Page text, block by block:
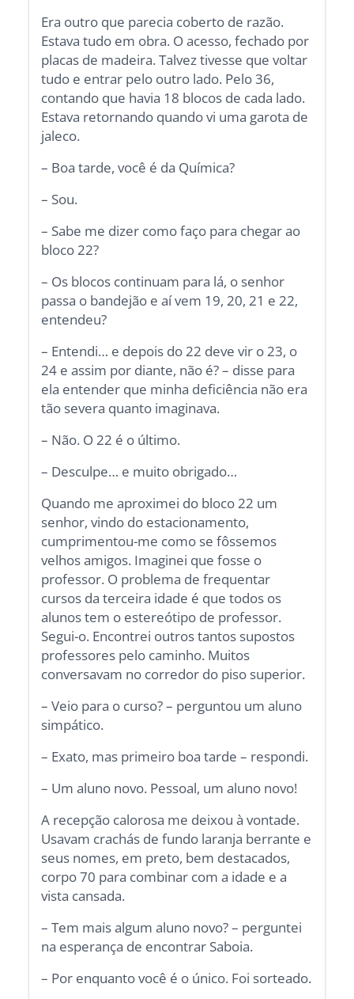
Era outro que parecia coberto de razão.
Estava tudo em obra. O acesso, fechado por
placas de madeira. Talvez tivesse que voltar
tudo e entrar pelo outro lado. Pelo 36,
contando que havia 18 blocos de cada lado.
Estava retornando quando vi uma garota de
jaleco.
– Boa tarde, você é da Química?
– Sou.
– Sabe me dizer como faço para chegar ao
bloco 22?
– Os blocos continuam para lá, o senhor
passa o bandejão e aí vem 19, 20, 21 e 22,
entendeu?
– Entendi… e depois do 22 deve vir o 23, o
24 e assim por diante, não é? – disse para
ela entender que minha deficiência não era
tão severa quanto imaginava.
– Não. O 22 é o último.
– Desculpe… e muito obrigado…
Quando me aproximei do bloco 22 um
senhor, vindo do estacionamento,
cumprimentou-me como se fôssemos
velhos amigos. Imaginei que fosse o
professor. O problema de frequentar
cursos da terceira idade é que todos os
alunos tem o estereótipo de professor.
Segui-o. Encontrei outros tantos supostos
professores pelo caminho. Muitos
conversavam no corredor do piso superior.
– Veio para o curso? – perguntou um aluno
simpático.
– Exato, mas primeiro boa tarde – respondi.
– Um aluno novo. Pessoal, um aluno novo!
A recepção calorosa me deixou à vontade.
Usavam crachás de fundo laranja berrante e
seus nomes, em preto, bem destacados,
corpo 70 para combinar com a idade e a
vista cansada.
– Tem mais algum aluno novo? – perguntei
na esperança de encontrar Saboia.
– Por enquanto você é o único. Foi sorteado.